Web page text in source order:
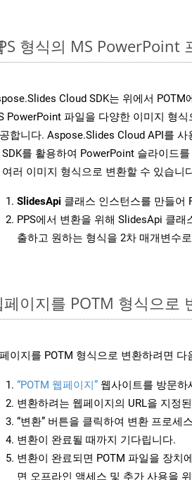
형식의 MS PowerPoint
Cloud SDK는 위에서
PowerPoint 파일을 다양한 이미지 형
합니다. Aspose.Slides Cloud API를 사
SDK를 활용하여 PowerPoint 슬라이드를
여러 이미지 형식으로 변환할 수 있습니
SlidesApi 클래스 인스턴스를 만들어
PPS에서 변환을 위해 SlidesApi 클래
출하고 원하는 형식을 2차 매개변수
페이지를 POTM 형식으로
이지를 POTM 형식으로 변환하려면 다
“POTM 웹페이지” 웹사이트를 방문하
변환하려는 웹페이지의 URL을 지정
“변환” 버튼을 클릭하여 변환 프로세
변환이 완료될 때까지 기다립니다.
변환이 완료되면 POTM 파일을 장치
면 오프라인 액세스 및 추가 사용을